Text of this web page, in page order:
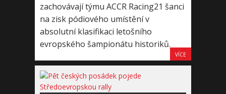
zachovávají týmu ACCR Racing21 šanci
na zisk pódiového umístění v
absolutní klasifikaci letošního
evropského šampionátu historiků.
VÍCE